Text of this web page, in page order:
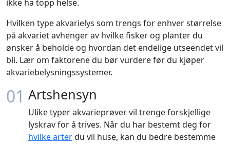
ikke ha topp helse.
Hvilken type akvarielys som trengs for enhver størrelse
på akvariet avhenger av hvilke fisker og planter du
ønsker å beholde og hvordan det endelige utseendet vil
bli. Lær om faktorene du bør vurdere før du kjøper
akvariebelysningssystemer.
01 Artshensyn
Ulike typer akvarieprøver vil trenge forskjellige
lyskrav for å trives. Når du har bestemt deg for
hvilke arterdu vil huse, kan du bedre bestemme